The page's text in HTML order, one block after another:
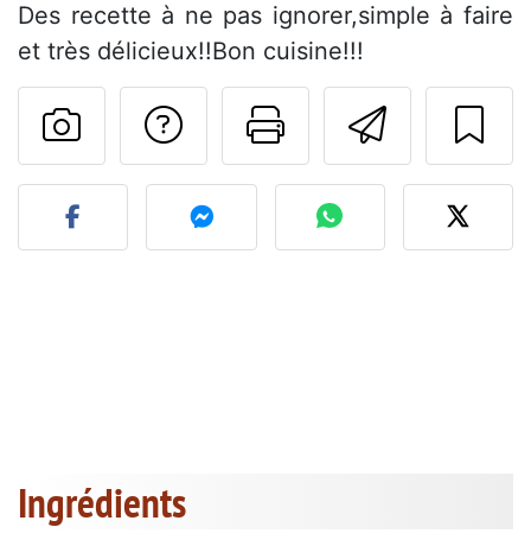
Des recette à ne pas ignorer,simple à faire
et très délicieux!!Bon cuisine!!!
Imprimer
Poser une
Publier votre photo de
Ingrédients